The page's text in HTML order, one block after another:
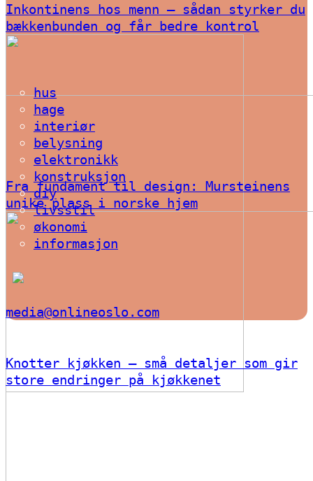
Inkontinens hos menn – sådan styrker du
bækkenbunden og får bedre kontrol
Fra fundament til design: Mursteinens
unike plass i norske hjem
Knotter kjøkken – små detaljer som gir
store endringer på kjøkkenet
hus
hage
interiør
belysning
elektronikk
konstruksjon
diy
livsstil
økonomi
informasjon
media@onlineoslo.com